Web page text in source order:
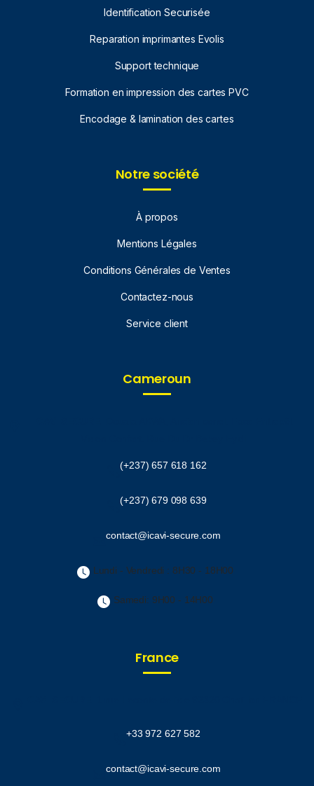
Identification Securisée
Reparation imprimantes Evolis
Support technique
Formation en impression des cartes PVC
Encodage & lamination des cartes
Notre société
À propos
Mentions Légales
Conditions Générales de Ventes
Contactez-nous
Service client
Cameroun
(+237) 657 618 162
(+237) 679 098 639
contact@icavi-secure.com
Lundi - Vendredi : 8H30 - 18H00
Samedi: 9H00 - 14H00
France
+33 972 627 582
contact@icavi-secure.com